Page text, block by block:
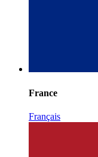
France
Français